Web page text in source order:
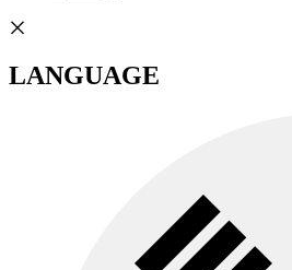
LANGUAGE